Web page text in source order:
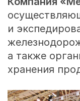
и
а также
хранения